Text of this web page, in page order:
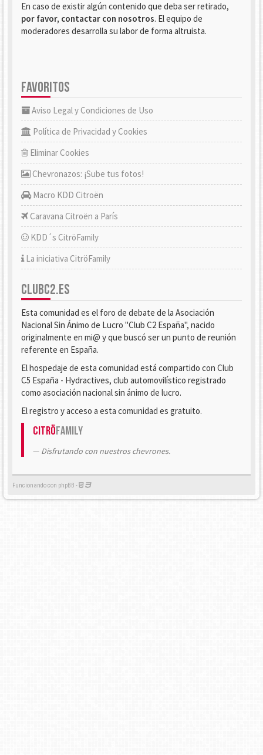
En caso de existir algún contenido que deba ser retirado,
por favor, contactar con nosotros. El equipo de
moderadores desarrolla su labor de forma altruista.
FAVORITOS
Aviso Legal y Condiciones de Uso
Política de Privacidad y Cookies
Eliminar Cookies
Chevronazos: ¡Sube tus fotos!
Macro KDD Citroën
Caravana Citroën a París
KDD´s CitröFamily
La iniciativa CitröFamily
CLUBC2.ES
Esta comunidad es el foro de debate de la Asociación
Nacional Sin Ánimo de Lucro "Club C2 España", nacido
originalmente en mi@ y que buscó ser un punto de reunión
referente en España.
El hospedaje de esta comunidad está compartido con Club
C5 España - Hydractives, club automovilístico registrado
como asociación nacional sin ánimo de lucro.
El registro y acceso a esta comunidad es gratuito.
CitröFamily
Disfrutando con nuestros chevrones.
Funcionando con phpBB -